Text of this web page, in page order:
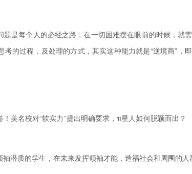
是每个人的必经之路，在一切困难摆在眼前的时候，就
的过程，及处理的方式，其实这种能力就是“逆境商”，
潜质的学生，在未来发挥领袖才能，造福社会和周围的人